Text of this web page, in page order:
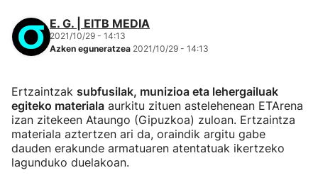
E. G. | EITB MEDIA
2021/10/29 - 14:13
Azken eguneratzea 2021/10/29 - 14:13
Ertzaintzak subfusilak, munizioa eta lehergailuak
egiteko materiala aurkitu zituen astelehenean ETArena
izan zitekeen Ataungo (Gipuzkoa) zuloan. Ertzaintza
materiala aztertzen ari da, oraindik argitu gabe
dauden erakunde armatuaren atentatuak ikertzeko
lagunduko duelakoan.